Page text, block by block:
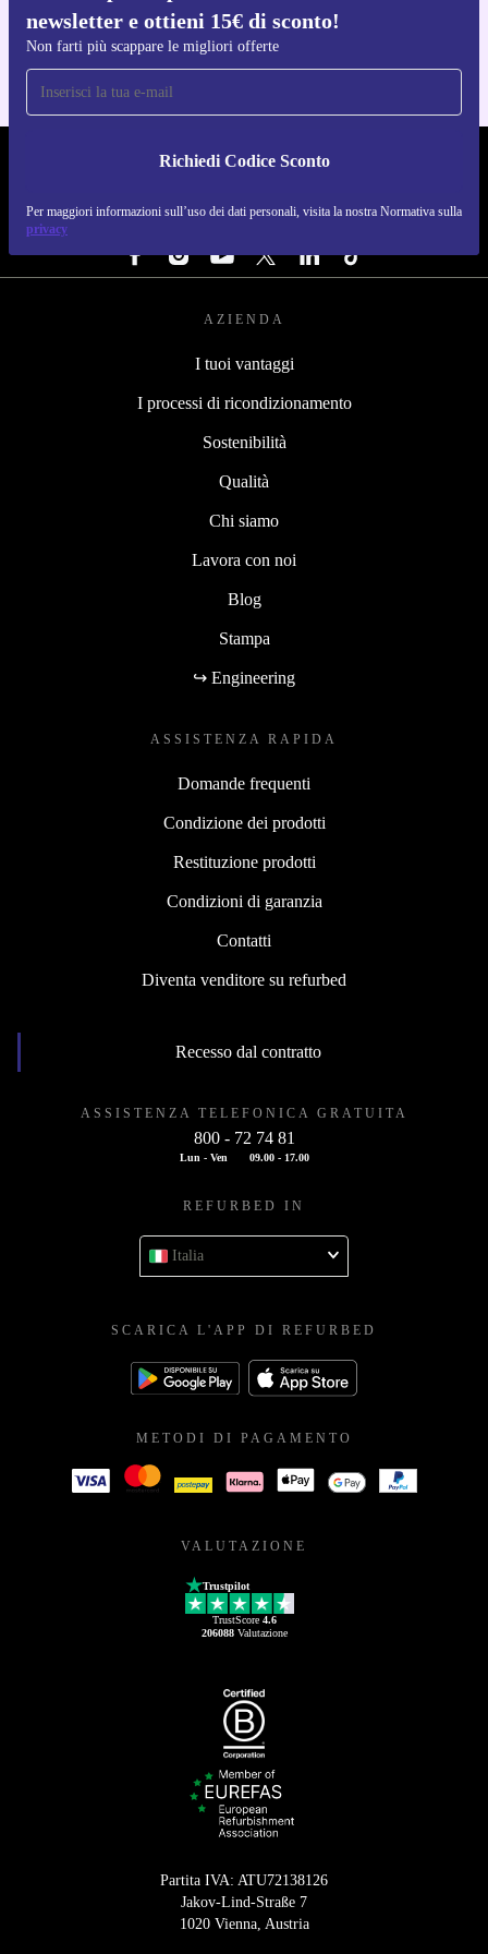
newsletter e ottieni 15€ di sconto!
Non farti più scappare le migliori offerte
Richiedi Codice Sconto
Per maggiori informazioni sull’uso dei dati personali, visita la nostra Normativa sulla
privacy
Per iOS e Android
REFURBED ITALIA - RETHINK NEW.
SEGUICI SU
AZIENDA
I tuoi vantaggi
I processi di ricondizionamento
Sostenibilità
Qualità
Chi siamo
Lavora con noi
Blog
Stampa
↪ Engineering
ASSISTENZA RAPIDA
Domande frequenti
Condizione dei prodotti
Restituzione prodotti
Condizioni di garanzia
Contatti
Diventa venditore su refurbed
Recesso dal contratto
ASSISTENZA TELEFONICA GRATUITA
800 - 72 74 81
Lun - Ven 09.00 - 17.00
REFURBED IN
Italia
SCARICA L'APP DI REFURBED
METODI DI PAGAMENTO
VALUTAZIONE
Trustpilot
TrustScore 4.6
206088Valutazione
Partita IVA: ATU72138126
Jakov-Lind-Straße 7
1020 Vienna, Austria